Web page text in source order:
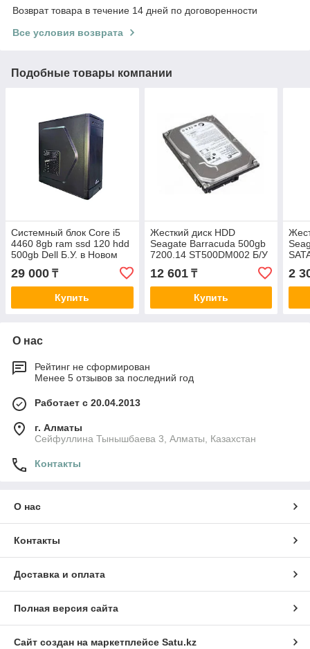
Возврат товара в течение 14 дней по договоренности
Все условия возврата
Подобные товары компании
Системный блок Core i5
4460 8gb ram ssd 120 hdd
500gb Dell Б.У. в Новом
29 000 ₸
Купить
Жесткий диск HDD
Seagate Barracuda 500gb
7200.14 ST500DM002 Б/У
12 601₸
Купить
2
О нас
Рейтинг не сформирован
Менее 5 отзывов за последний год
Работает с 20.04.2013
г. Алматы
Сейфуллина Тынышбаева 3, Алматы, Казахстан
Контакты
О нас
Контакты
Доставка и оплата
Полная версия сайта
Сайт создан на маркетплейсе Satu.kz